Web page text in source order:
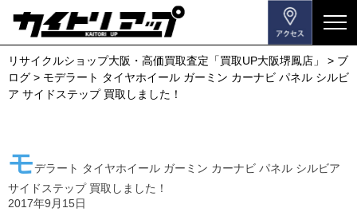
メ
ニ
ュ
す
リサイクルショップ大阪・高価買取査定「買取UP大阪堺鳳店」 > ブ
ログ > モデラート タイヤホイール ガーミン カーナビ パネル シルビ
ア サイドステップ 買取しました！
モデラート タイヤホイール ガーミン カーナビ パネル シルビア
サイドステップ 買取しました！
2017年9月15日